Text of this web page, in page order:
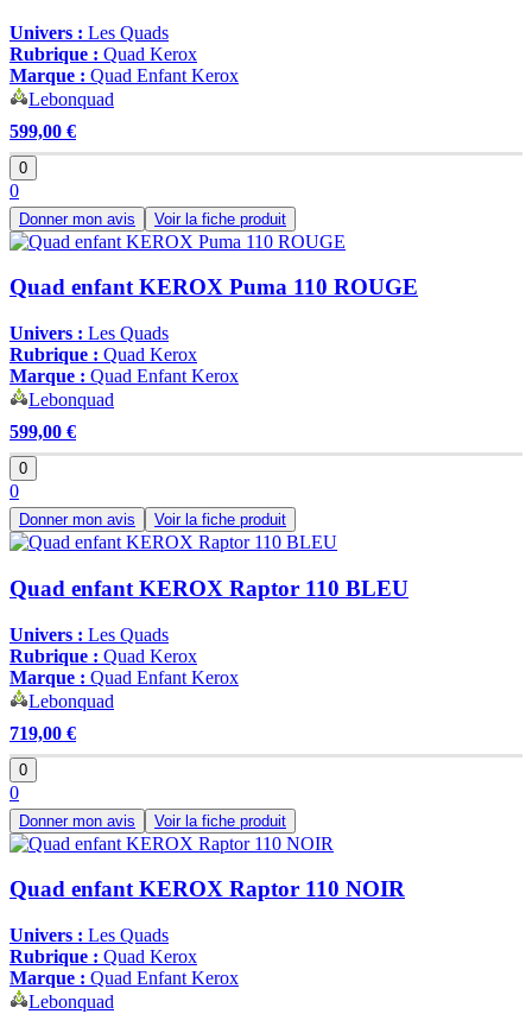
Univers : Les Quads
Rubrique : Quad Kerox
Marque : Quad Enfant Kerox
Lebonquad
599,00 €
0
0
Donner mon avis Voir la fiche produit
Quad enfant KEROX Puma 110 ROUGE
Univers : Les Quads
Rubrique : Quad Kerox
Marque : Quad Enfant Kerox
Lebonquad
599,00 €
0
0
Donner mon avis Voir la fiche produit
Quad enfant KEROX Raptor 110 BLEU
Univers : Les Quads
Rubrique : Quad Kerox
Marque : Quad Enfant Kerox
Lebonquad
719,00 €
0
0
Donner mon avis Voir la fiche produit
Quad enfant KEROX Raptor 110 NOIR
Univers : Les Quads
Rubrique : Quad Kerox
Marque : Quad Enfant Kerox
Lebonquad